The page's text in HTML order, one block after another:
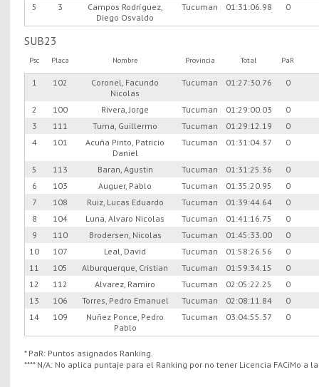
5
3
Campos Rodríguez,
Diego Osvaldo
Tucuman 01:31:06.98 0
SUB23
Psc Placa Nombre Provincia Total PaR
1 102
Coronel, Facundo
Nicolas
Tucuman 01:27:30.76 0
2 100 Rivera, Jorge Tucuman 01:29:00.03
0
3
111 Tuma, Guillermo Tucuman 01:29:12.19
0
4
101
Acuña Pinto, Patricio
Daniel
Tucuman 01:31:04.37 0
5 113 Baran, Agustin Tucuman 01:31:25.36
0
6
103 Auguer, Pablo Tucuman 01:35:20.95
0
7
108 Ruiz, Lucas Eduardo Tucuman 01:39:44.64
0
8
104 Luna, Alvaro Nicolas Tucuman 01:41:16.75
0
9
110 Brodersen, Nicolas Tucuman 01:45:33.00
0
10
107 Leal, David Tucuman 01:58:26.56
0
11
105 Alburquerque, Cristian Tucuman 01:59:34.15
0
12
112 Alvarez, Ramiro Tucuman 02:05:22.25
0
13
106 Torres, Pedro Emanuel Tucuman 02:08:11.84
0
14
109
Nuñez Ponce, Pedro
Pablo
Tucuman 03:04:55.37 0
* PaR: Puntos asignados Ranking.
**** N/A: No aplica puntaje para el Ranking por no tener Licencia FACiMo a